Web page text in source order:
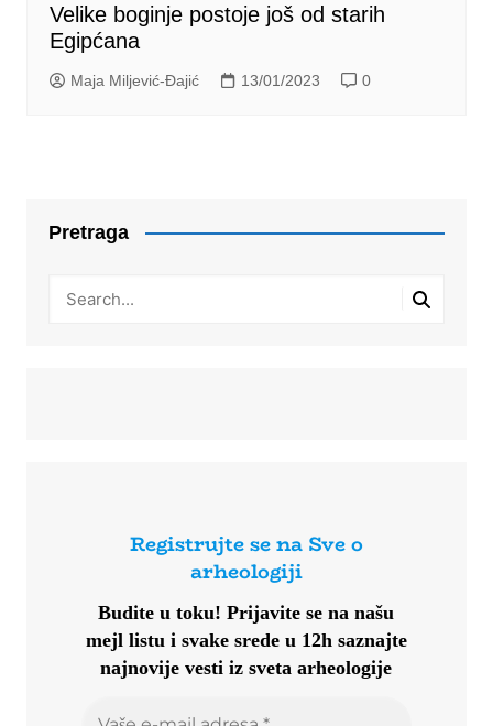
Velike boginje postoje još od starih
Egipćana
Maja Miljević-Đajić 13/01/2023 0
Pretraga
Registrujte se na Sve o
arheologiji
Budite u toku!Prijavite se na našu
mejl listu i svake srede u 12h saznajte
najnovije vesti iz sveta arheologije